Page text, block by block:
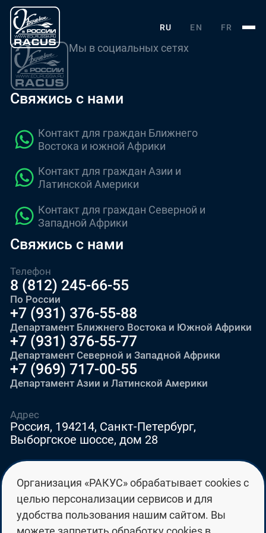
RU EN FR
Мы в социальных сетях
Свяжись с нами
Контакт для граждан Ближнего
Востока и южной Африки
Контакт для граждан Азии и
Латинской Америки
Контакт для граждан Северной и
Западной Африки
Свяжись с нами
Телефон
8 (812) 245-66-55
По России
+7 (931) 376-55-88
Департамент Ближнего Востока и Южной Африки
+7 (931) 376-55-77
Департамент Северной и Западной Африки
+7 (969) 717-00-55
Департамент Азии и Латинской Америки
E-mail
education@edurussia.org
edurussia@racus.ru
Адрес
Россия, 194214, Санкт-Петербург,
Выборгское шоссе, дом 28
Организация «РАКУС» обрабатывает cookies с
целью персонализации сервисов и для
удобства пользования нашим сайтом. Вы